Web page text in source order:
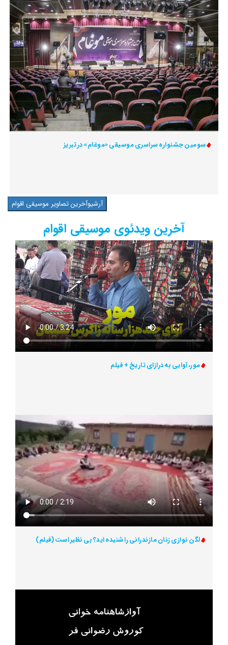
سومین جشنواره سراسری موسیقی «موغام» در تبریز
آرشیوآخرین تصاویر موسیقی اقوام
آخرین ویدئوی موسیقی اقوام
مور، آوایی به درازای تاریخ + فیلم
لگن نوازی زنان مازندرانی را شنیده اید؟ بی نظیر است (فیلم)